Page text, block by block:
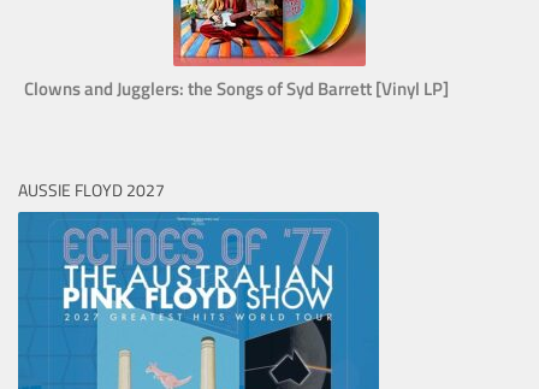
Clowns and Jugglers: the Songs of Syd Barrett [Vinyl LP]
AUSSIE FLOYD 2027